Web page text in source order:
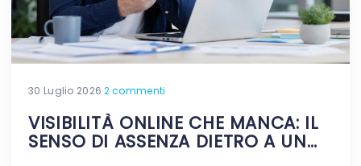
30 Luglio 2026·2 commenti
VISIBILITÀ ONLINE CHE MANCA: IL
SENSO DI ASSENZA DIETRO A UN